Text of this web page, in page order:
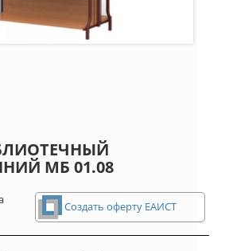
МБ 01.08
Создать оферту ЕАИСТ